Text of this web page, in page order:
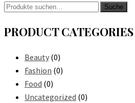
Suche
Suche
PRODUCT CATEGORIES
Beauty (0)
Fashion (0)
Food (0)
Uncategorized (0)